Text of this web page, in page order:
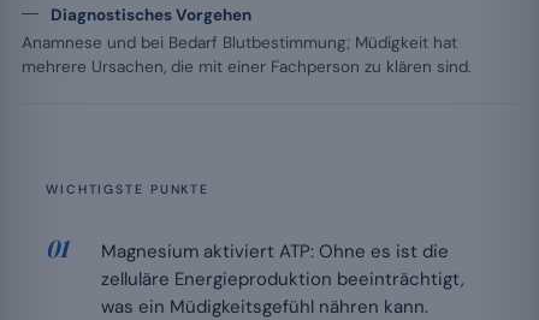
Diagnostisches Vorgehen
Anamnese und bei Bedarf Blutbestimmung; Müdigkeit hat
mehrere Ursachen, die mit einer Fachperson zu klären sind.
WICHTIGSTE PUNKTE
Magnesium aktiviert ATP: Ohne es ist die
zelluläre Energieproduktion beeinträchtigt,
was ein Müdigkeitsgefühl nähren kann.